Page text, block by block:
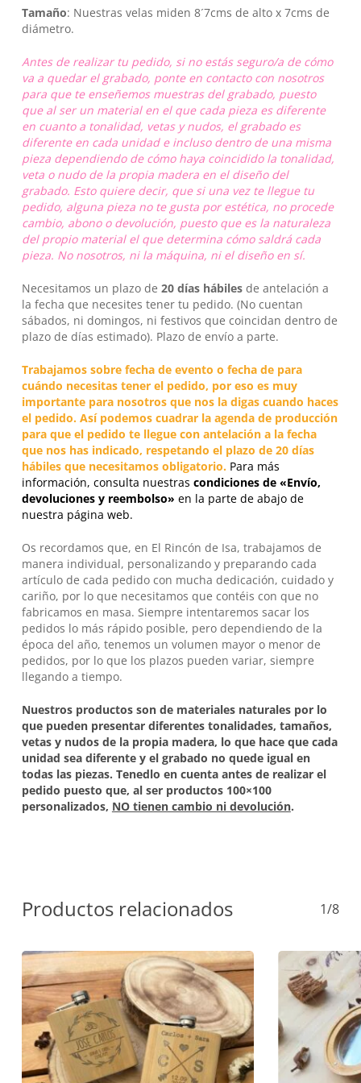
No hay productos en el carrito.
Go To Shop
Tamaño: Nuestras velas miden 8´7cms de alto x 7cms de
diámetro.
Antes de realizar tu pedido, si no estás seguro/a de cómo
va a quedar el grabado, ponte en contacto con nosotros
para que te enseñemos muestras del grabado, puesto
que al ser un material en el que cada pieza es diferente
en cuanto a tonalidad, vetas y nudos, el grabado es
diferente en cada unidad e incluso dentro de una misma
pieza dependiendo de cómo haya coincidido la tonalidad,
veta o nudo de la propia madera en el diseño del
grabado. Esto quiere decir, que si una vez te llegue tu
pedido, alguna pieza no te gusta por estética, no procede
cambio, abono o devolución, puesto que es la naturaleza
del propio material el que determina cómo saldrá cada
pieza. No nosotros, ni la máquina, ni el diseño en sí.
Necesitamos un plazo de 20 días hábilesde antelación a
la fecha que necesites tener tu pedido. (No cuentan
sábados, ni domingos, ni festivos que coincidan dentro de
plazo de días estimado). Plazo de envío a parte.
Trabajamos sobre fecha de evento o fecha de para
cuándo necesitas tener el pedido, por eso es muy
importante para nosotros que nos la digas cuando haces
el pedido. Así podemos cuadrar la agenda de producción
para que el pedido te llegue con antelación a la fecha
que nos has indicado, respetando el plazo de 20 días
hábiles que necesitamos obligatorio. Para más
información, consulta nuestras condiciones de «Envío,
devoluciones y reembolso» en la parte de abajo de
nuestra página web.
Os recordamos que, en El Rincón de Isa, trabajamos de
manera individual, personalizando y preparando cada
artículo de cada pedido con mucha dedicación, cuidado y
cariño, por lo que necesitamos que contéis con que no
fabricamos en masa. Siempre intentaremos sacar los
pedidos lo más rápido posible, pero dependiendo de la
época del año, tenemos un volumen mayor o menor de
pedidos, por lo que los plazos pueden variar, siempre
llegando a tiempo.
Nuestros productos son de materiales naturales por lo
que pueden presentar diferentes tonalidades, tamaños,
vetas y nudos de la propia madera, lo que hace que cada
unidad sea diferente y el grabado no quede igual en
todas las piezas. Tenedlo en cuenta antes de realizar el
pedido puesto que, al ser productos 100×100
personalizados, NO tienen cambio ni devolución.
Productos relacionados 1/8